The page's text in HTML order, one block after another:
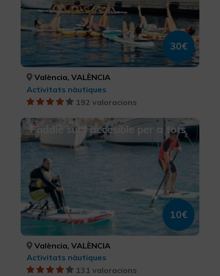
30€
València, VALÈNCIA
Activitats nàutiques
192 valoracions
Paddle surf accesible per a tots
10€
València, VALÈNCIA
Activitats nàutiques
131 valoracions